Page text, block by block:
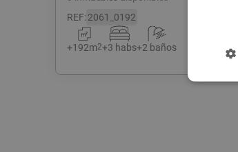
REF:2061_0192
+192m2+3 habs+2 baños